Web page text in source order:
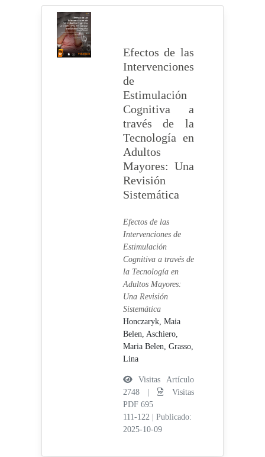
Efectos de las
Intervenciones
de
Estimulación
Cognitiva a
través de la
Tecnología en
Adultos
Mayores: Una
Revisión
Sistemática
Efectos de las
Intervenciones de
Estimulación
Cognitiva a través de
la Tecnología en
Adultos Mayores:
Una Revisión
Sistemática
Honczaryk, Maia
Belen, Aschiero,
Maria Belen, Grasso,
Lina
Visitas Artículo
2748 |
Visitas
PDF 695
111-122
Publicado:
2025-10-09